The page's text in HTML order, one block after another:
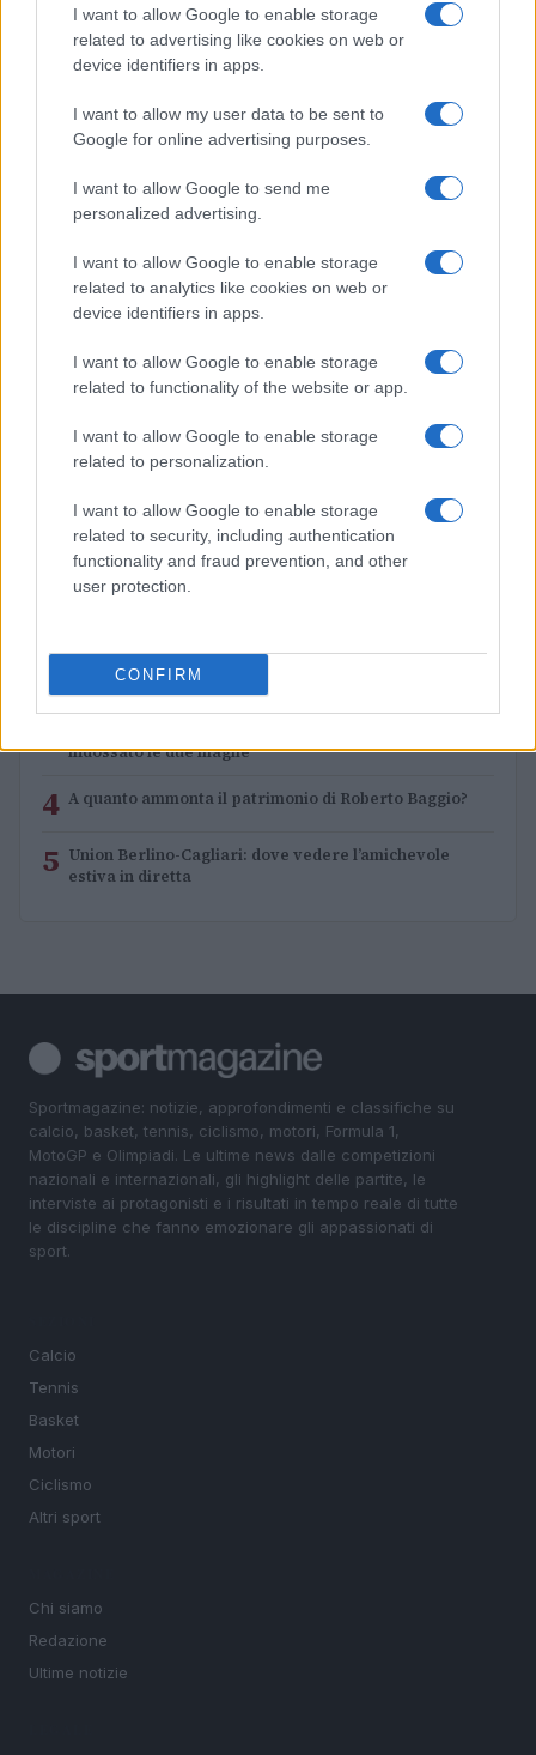
I want to allow Google to enable storage
related to advertising like cookies on web or
device identifiers in apps.
I want to allow my user data to be sent to
Google for online advertising purposes.
I want to allow Google to send me
personalized advertising.
I want to allow Google to enable storage
related to analytics like cookies on web or
device identifiers in apps.
I want to allow Google to enable storage
related to functionality of the website or app.
I want to allow Google to enable storage
related to personalization.
I want to allow Google to enable storage
related to security, including authentication
functionality and fraud prevention, and other
user protection.
CONFIRM
Francesca Lombardi · 10 Ago 2026
CALCIO
Migliori siti streaming calcio legale: guida passo per
Ilaria Mauri · 10 Ago 2026
2
Il patrimonio di Alex Del Piero: tutti i guadagni di
Pinturicchio
indossato le due maglie
4 A quanto ammonta il patrimonio di Roberto Baggio?
5 Union Berlino-Cagliari: dove vedere l’amichevole
estiva in diretta
Sportmagazine: notizie, approfondimenti e classifiche su
calcio, basket, tennis, ciclismo, motori, Formula 1,
MotoGP e Olimpiadi. Le ultime news dalle competizioni
nazionali e internazionali, gli highlight delle partite, le
interviste ai protagonisti e i risultati in tempo reale di tutte
le discipline che fanno emozionare gli appassionati di
sport.
Calcio
Tennis
Basket
Motori
Ciclismo
Altri sport
Chi siamo
Redazione
Ultime notizie